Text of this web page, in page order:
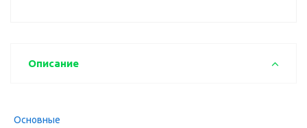
Описание
Основные